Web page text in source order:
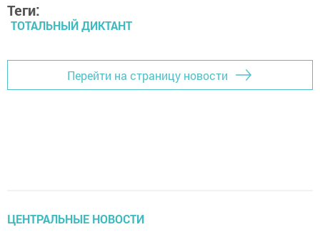
Теги:
ТОТАЛЬНЫЙ ДИКТАНТ
Перейти на страницу новости
ЦЕНТРАЛЬНЫЕ НОВОСТИ